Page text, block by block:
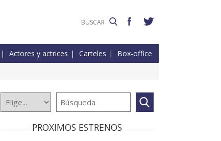
Actores y actrices Carteles Box-office
PROXIMOS ESTRENOS